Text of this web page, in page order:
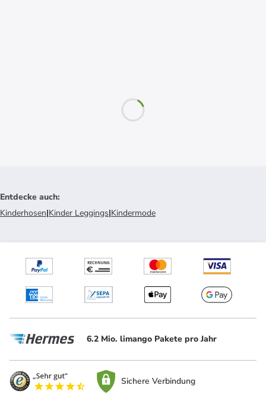
Entdecke auch:
Kinderhosen|Kinder Leggings|Kindermode
6.2 Mio. limango Pakete pro Jahr
Sichere Verbindung